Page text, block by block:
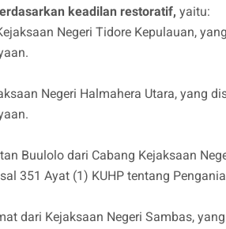
keadilan restoratif, yaitu:
Negeri Tidore Kepulauan,
Negeri Halmahera Utara, yang
Buulolo dari Cabang Kejaksaan
351 Ayat (1) KUHP tentang
dari Kejaksaan Negeri Sambas,